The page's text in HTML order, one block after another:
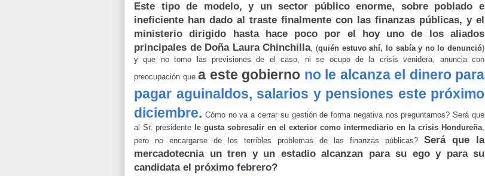
Este tipo de modelo, y un sector público enorme, sobre poblado e
ineficiente han dado al traste finalmente con las finanzas públicas, y el
ministerio dirigido hasta hace poco por el hoy uno de los aliados
principales de Doña Laura Chinchilla, (quién estuvo ahí, lo sabía y no lo denunció)
y que no tomo las previsiones de el caso, ni se ocupo de la crisis venidera, anuncia con
preocupación que a este gobierno no le alcanza el dinero para
pagar aguinaldos, salarios y pensiones este próximo
diciembre. Cómo no va a cerrar su gestión de forma negativa nos preguntamos? Será que
al Sr. presidente le gusta sobresalir en el exterior como intermediario en la crisis Hondureña,
pero no encargarse de los terribles problemas de las finanzas públicas? Será que la
mercadotecnia un tren y un estadio alcanzan para su ego y para su
candidata el próximo febrero?